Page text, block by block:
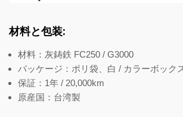
材料と包装:
材料：灰鋳鉄 FC250 / G3000
パッケージ：ポリ袋、白 / カラーボック
保証：1年 / 20,000km
原産国：台湾製